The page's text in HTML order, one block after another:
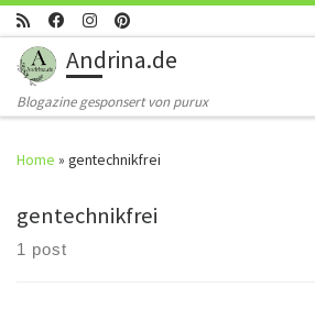
Skip to content
Andrina.de
Blogazine gesponsert von purux
Home » gentechnikfrei
gentechnikfrei
1 post